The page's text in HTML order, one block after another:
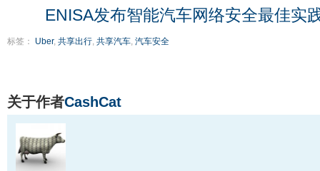
ENISA发布智能汽车网络安全最佳实
标签： Uber, 共享出行, 共享汽车, 汽车安全
关于作者CashCat